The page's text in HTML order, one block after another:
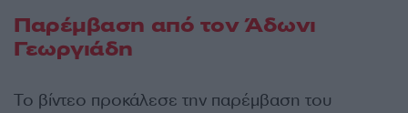
Παρέμβαση από τον Άδωνι
Γεωργιάδη
Το βίντεο προκάλεσε την παρέμβαση του